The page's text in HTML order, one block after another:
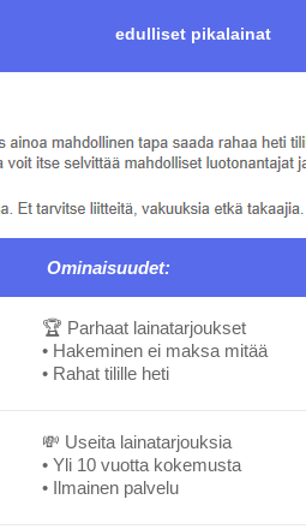
edulliset pikalainat
Ominaisuudet:
🏆 Parhaat lainatarjoukset
• Hakeminen ei maksa mitää
• Rahat tilille heti
💸 Useita lainatarjouksia
• Yli 10 vuotta kokemusta
• Ilmainen palvelu